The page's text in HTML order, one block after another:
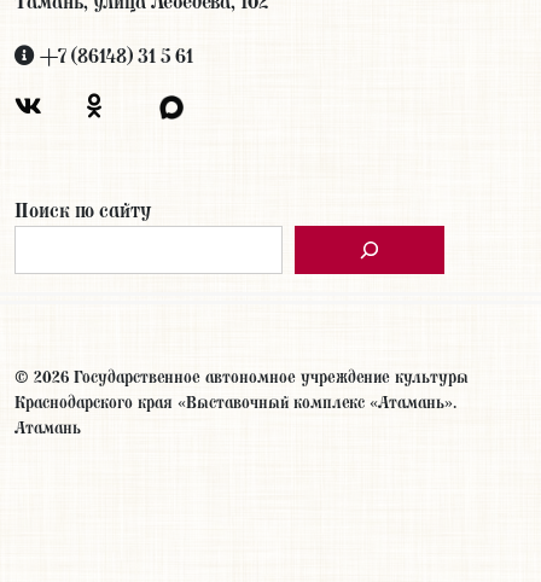
+7 (86148) 31 5 61
Поиск по сайту
© 2026 Государственное автономное учреждение культуры
Краснодарского края «Выставочный комплекс «Атамань».
Атамань